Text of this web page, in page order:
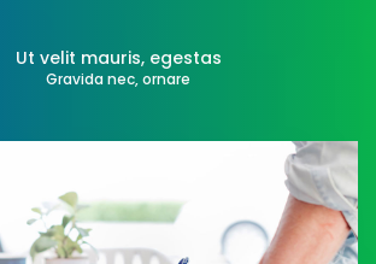
Ut velit mauris, egestas
Gravida nec, ornare